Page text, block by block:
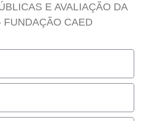
E AVALIAÇÃO DA
FUNDAÇÃO CAED